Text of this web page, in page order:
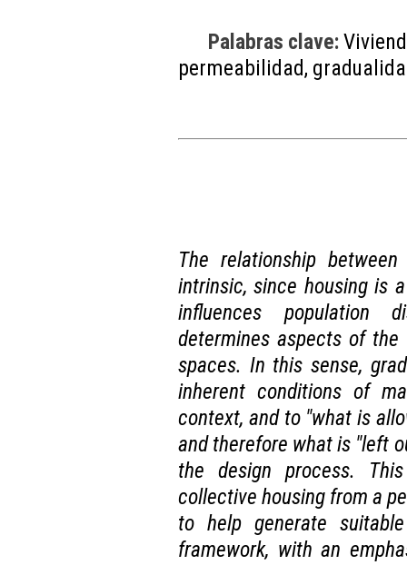
Palabras clave:
permeabilidad,
The relationship
intrinsic, since housing is
influences population
determines aspects of
spaces. In this sense,
inherent conditions of
context, and to "what is
and therefore what is "left
the design process.
collective housing from a
to help generate
framework, with an